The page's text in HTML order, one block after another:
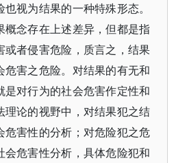
视为结果的一种特殊形态。
概念存在上述差异，但都是指
或者侵害危险，质言之，结果
害之危险。对结果的有无和
是对行为的社会危害作定性和
理论的视野中，对结果犯之结
危害性的分析；对危险犯之危
会危害性分析，具体危险犯和